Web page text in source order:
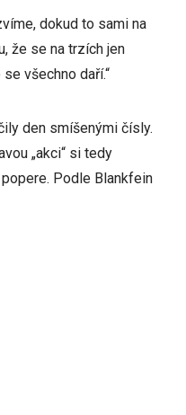
dokud to sami na
že se na trzích jen
všechno daří.“
den smíšenými čísly.
„akci“ si tedy
Podle Blankfein